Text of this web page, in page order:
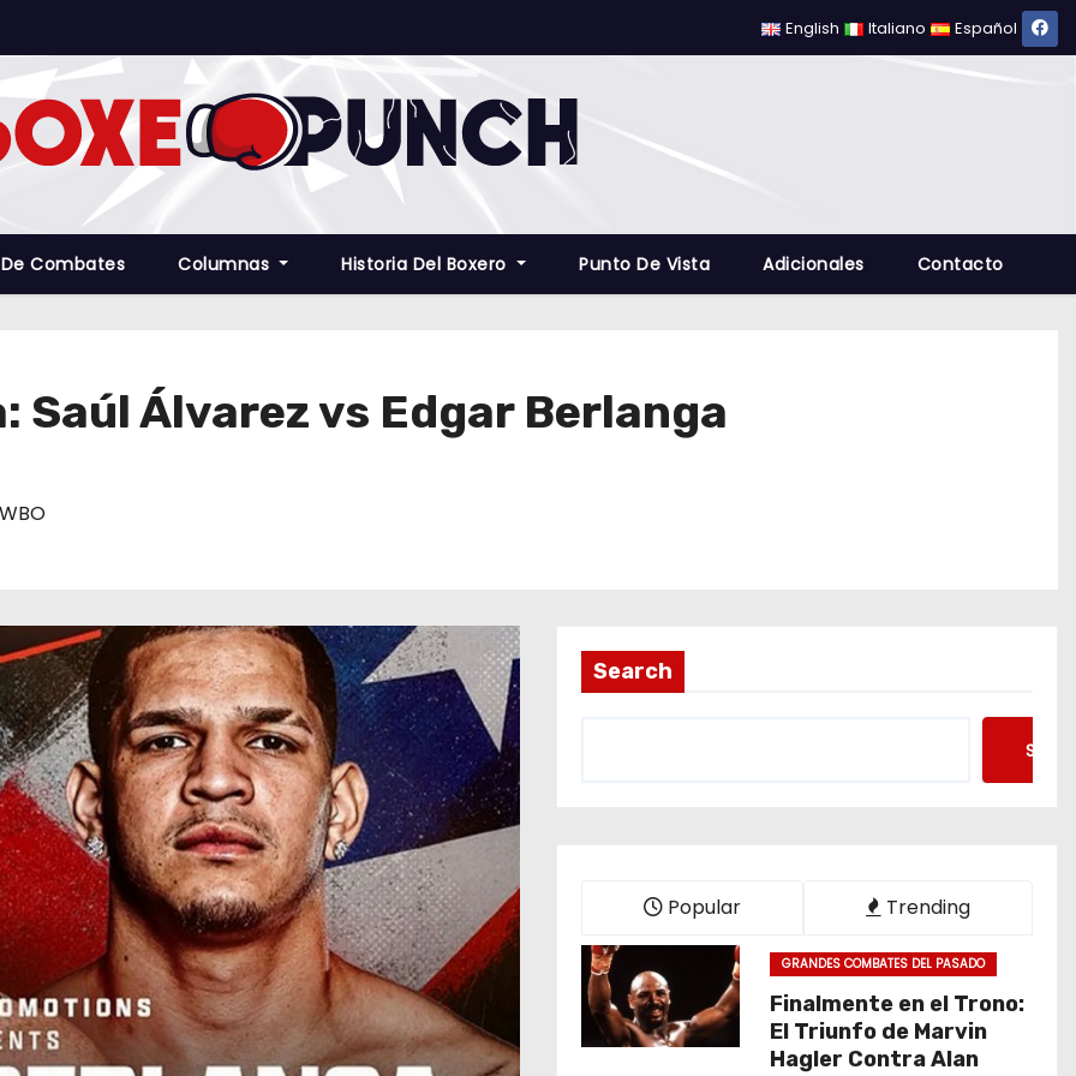
English Italiano Español
Combates Columnas Historia Del Boxero Punto De Vista Adicionales Contacto
Saúl Álvarez vs Edgar Berlanga
Search
Popular Trending
GRANDES COMBATES DEL PASADO
Finalmente en el Trono:
El Triunfo de Marvin
Hagler Contra Alan